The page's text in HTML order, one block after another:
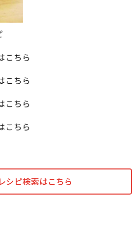
こちら
こちら
こちら
こちら
レシピ検索はこちら